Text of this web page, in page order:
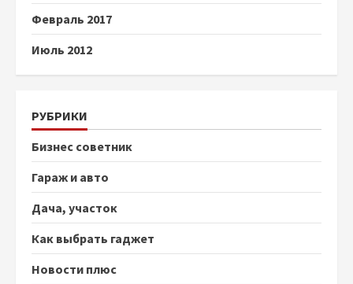
Февраль 2017
Июль 2012
РУБРИКИ
Бизнес советник
Гараж и авто
Дача, участок
Как выбрать гаджет
Новости плюс